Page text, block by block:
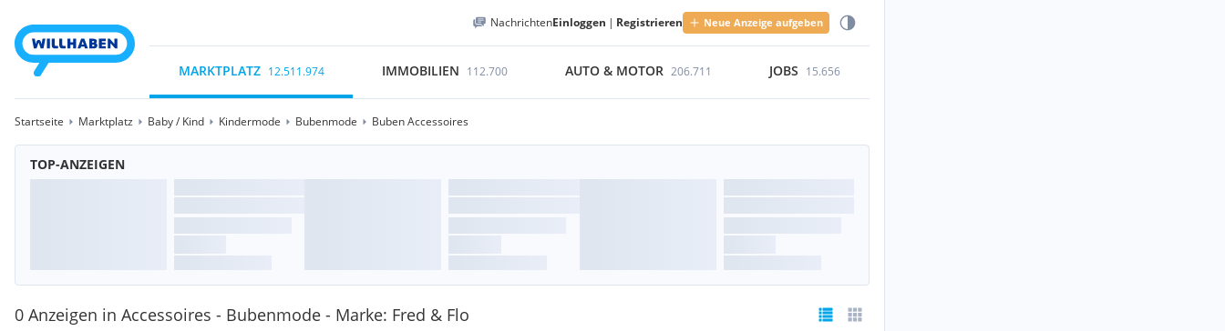
NachrichtenEinloggen | Registrieren Neue Anzeige aufgeben
MARKTPLATZ 12.511.974 IMMOBILIEN 112.700 AUTO & MOTOR 206.711 JOBS 15.656
Startseite Marktplatz Baby / Kind Kindermode Bubenmode Buben Accessoires
TOP-ANZEIGEN
0 Anzeigen in Accessoires - Bubenmode - Marke: Fred & Flo